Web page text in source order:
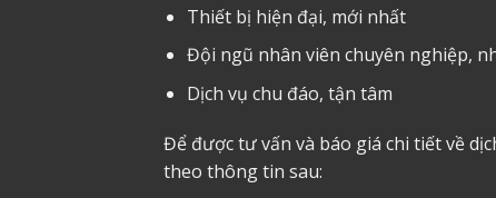
Thiết bị hiện đại, mới nhất
Đội ngũ nhân viên chuyên nghiệp,
Dịch vụ chu đáo, tận tâm
Để được tư vấn và báo giá chi tiết về
theo thông tin sau: